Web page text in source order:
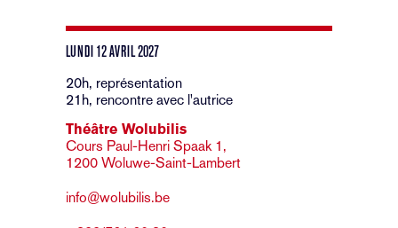
LUNDI 12 AVRIL 2027
20h, représentation
21h, rencontre avec l'autrice
Théâtre Wolubilis
Cours Paul-Henri Spaak 1,
1200 Woluwe-Saint-Lambert
info@wolubilis.be